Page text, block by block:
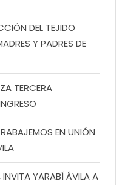
DEL TEJIDO
Y PADRES DE
TERCERA
EN UNIÓN
INVITA YARABÍ ÁVILA A